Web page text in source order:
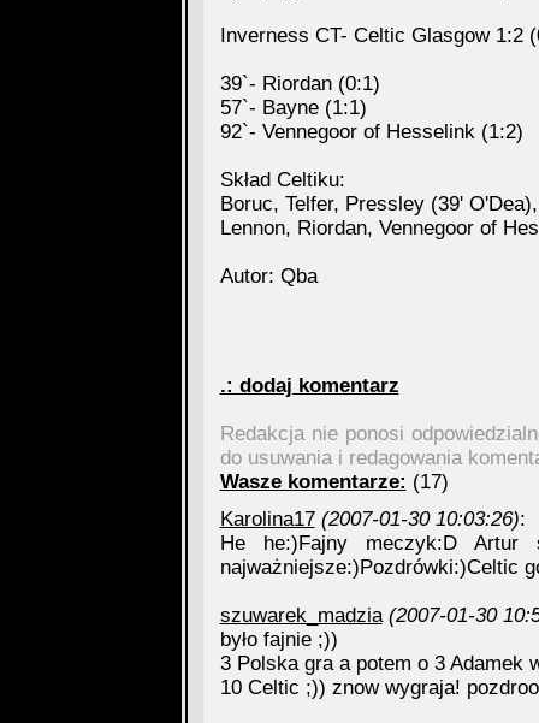
Inverness CT- Celtic Glasgow 1:2
39`- Riordan (0:1)
57`- Bayne (1:1)
92`- Vennegoor of Hesselink (1:2)
Skład Celtiku:
Boruc, Telfer, Pressley (39'
Lennon, Riordan, Vennegoor of
Autor: Qba
.: dodaj komentarz
Redakcja nie ponosi
do usuwania i redagowania
Wasze komentarze: (17)
Karolina17 (2007-01-30 10:03:26):
He he:)Fajny meczyk:D
najważniejsze:)Pozdrówki:)Celtic
szuwarek_madzia (2007-01-30
było fajnie ;))
3 Polska gra a potem o 3 Adamek
10 Celtic ;)) znow wygraja!